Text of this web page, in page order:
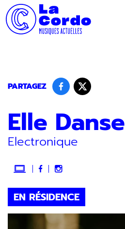
Panneau de gestion des cookies
PARTAGEZ
Elle Danse
Electronique
EN RÉSIDENCE